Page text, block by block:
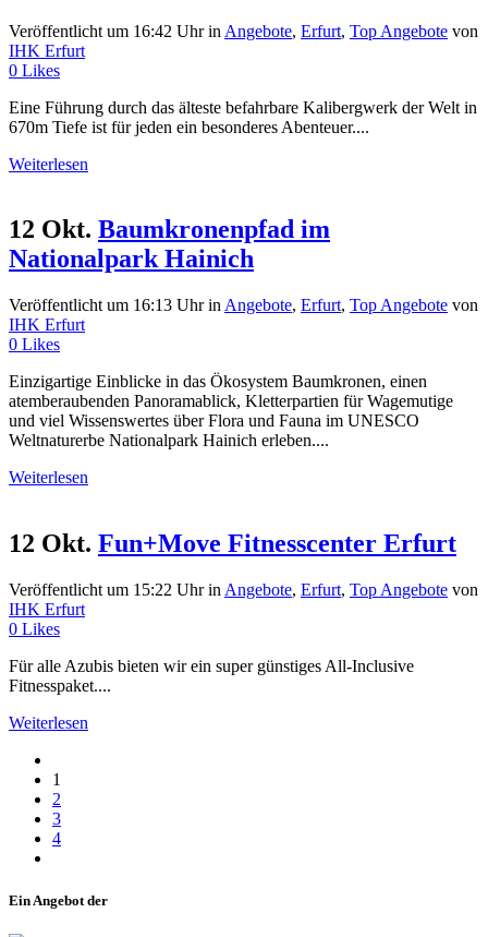
Veröffentlicht um 16:42 Uhrin Angebote, Erfurt, Top Angebote von
IHK Erfurt
0 Likes
Eine Führung durch das älteste befahrbare Kalibergwerk der Welt in
670m Tiefe ist für jeden ein besonderes Abenteuer....
Weiterlesen
12 Okt. Baumkronenpfad im
Nationalpark Hainich
Veröffentlicht um 16:13 Uhrin Angebote, Erfurt, Top Angebote von
IHK Erfurt
0 Likes
Einzigartige Einblicke in das Ökosystem Baumkronen, einen
atemberaubenden Panoramablick, Kletterpartien für Wagemutige
und viel Wissenswertes über Flora und Fauna im UNESCO
Weltnaturerbe Nationalpark Hainich erleben....
Weiterlesen
12 Okt. Fun+Move Fitnesscenter Erfurt
Veröffentlicht um 15:22 Uhrin Angebote, Erfurt, Top Angebote von
IHK Erfurt
0 Likes
Für alle Azubis bieten wir ein super günstiges All-Inclusive
Fitnesspaket....
Weiterlesen
1
2
3
4
Ein Angebot der